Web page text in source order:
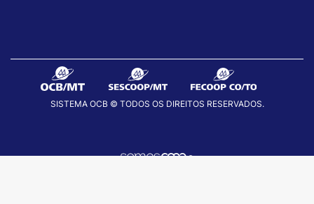
SISTEMA OCB © TODOS OS DIREITOS RESERVADOS.